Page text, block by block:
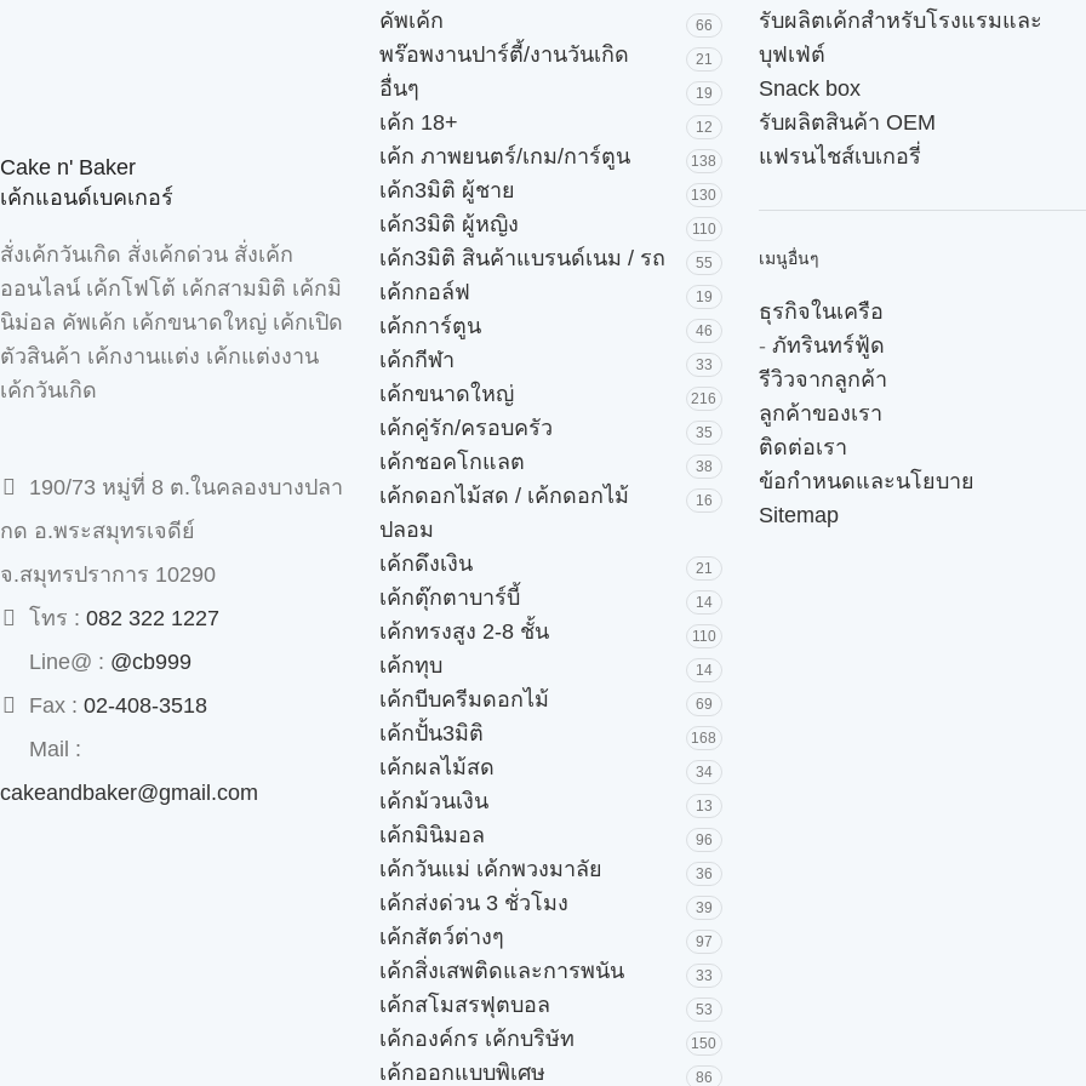
Cake n' Baker
เค้กแอนด์เบคเกอร์
สั่งเค้กวันเกิด สั่งเค้กด่วน สั่งเค้ก
ออนไลน์ เค้กโฟโต้ เค้กสามมิติ เค้กมิ
นิม่อล คัพเค้ก เค้กขนาดใหญ่ เค้กเปิด
ตัวสินค้า เค้กงานแต่ง เค้กแต่งงาน
เค้กวันเกิด
190/73 หมู่ที่ 8 ต.ในคลองบางปลา
กด อ.พระสมุทรเจดีย์
จ.สมุทรปราการ 10290
โทร : 082 322 1227
Line@ : @cb999
Fax : 02-408-3518
Mail :
cakeandbaker@gmail.com
คัพเค้ก 66
พร๊อพงานปาร์ตี้/งานวันเกิด 21
อื่นๆ 19
เค้ก 18+ 12
เค้ก ภาพยนตร์/เกม/การ์ตูน 138
เค้ก3มิติ ผู้ชาย 130
เค้ก3มิติ ผู้หญิง 110
เค้ก3มิติ สินค้าแบรนด์เนม / รถ 55
เค้กกอล์ฟ 19
เค้กการ์ตูน 46
เค้กกีฬา 33
เค้กขนาดใหญ่ 216
เค้กคู่รัก/ครอบครัว 35
เค้กชอคโกแลต 38
เค้กดอกไม้สด / เค้กดอกไม้
ปลอม
16
เค้กดึงเงิน 21
เค้กตุ๊กตาบาร์บี้ 14
เค้กทรงสูง 2-8 ชั้น 110
เค้กทุบ 14
เค้กบีบครีมดอกไม้ 69
เค้กปั้น3มิติ 168
เค้กผลไม้สด 34
เค้กม้วนเงิน 13
เค้กมินิมอล 96
เค้กวันแม่ เค้กพวงมาลัย 36
เค้กส่งด่วน 3 ชั่วโมง 39
เค้กสัตว์ต่างๆ 97
เค้กสิ่งเสพติดและการพนัน 33
เค้กสโมสรฟุตบอล 53
เค้กองค์กร เค้กบริษัท 150
เค้กออกแบบพิเศษ 86
รับผลิตเค้กสำหรับโรงแรมและ
บุฟเฟ่ต์
Snack box
รับผลิตสินค้า OEM
แฟรนไชส์เบเกอรี่
เมนูอื่นๆ
ธุรกิจในเครือ
- ภัทรินทร์ฟู้ด
รีวิวจากลูกค้า
ลูกค้าของเรา
ติดต่อเรา
ข้อกำหนดและนโยบาย
Sitemap